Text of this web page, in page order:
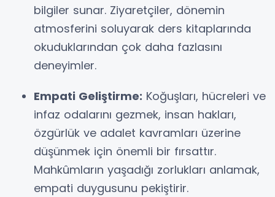
bilgiler sunar. Ziyaretçiler, dönemin
atmosferini soluyarak ders kitaplarında
okuduklarından çok daha fazlasını
deneyimler.
Empati Geliştirme: Koğuşları, hücreleri ve
infaz odalarını gezmek, insan hakları,
özgürlük ve adalet kavramları üzerine
düşünmek için önemli bir fırsattır.
Mahkûmların yaşadığı zorlukları anlamak,
empati duygusunu pekiştirir.